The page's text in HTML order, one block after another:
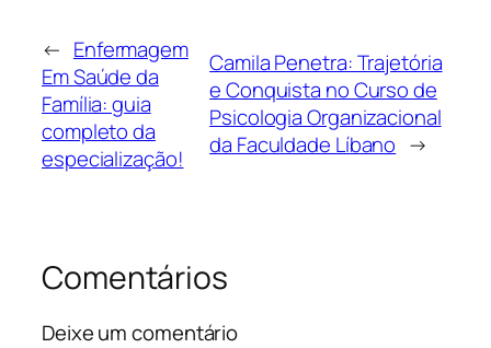
← Enfermagem
Em Saúde da
Família: guia
completo da
especialização!
Camila Penetra: Trajetória
e Conquista no Curso de
Psicologia Organizacional
da Faculdade Líbano →
Comentários
Deixe um comentário